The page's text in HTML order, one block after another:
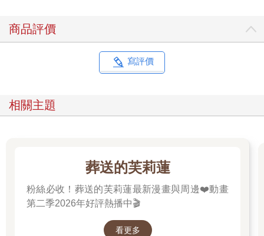
商品評價
寫評價
相關主題
葬送的芙莉蓮
粉絲必收！葬送的芙莉蓮最新漫畫與周邊❤️動畫
第二季2026年好評熱播中🎬
看更多